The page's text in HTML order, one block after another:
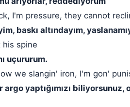
I'm pressure, they cannot
baskı altındayım,
his spine
uçururum.
we slangin' iron, I'm gon'
yaptığımızı biliyorsunuz,